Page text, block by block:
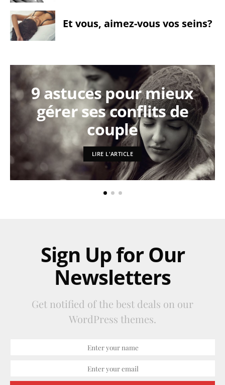
Et vous, aimez-vous vos seins?
9 astuces pour mieux
gérer ses conflits de
couple
LIRE L'ARTICLE
Sign Up for Our
Newsletters
Get notified of the best deals on our
WordPress themes.